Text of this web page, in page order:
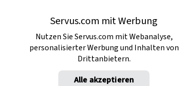
Servus.com mit Werbung
Nutzen Sie Servus.com mit Webanalyse,
personalisierter Werbung und Inhalten von
Drittanbietern.
Alle akzeptieren